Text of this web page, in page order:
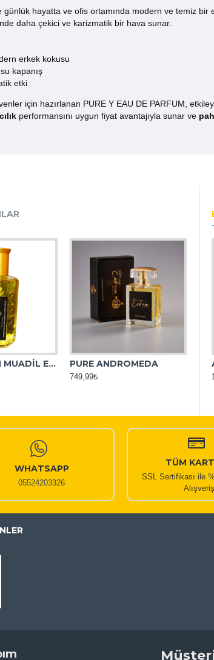
hayatta ve ofis ortamında modern ve temiz bir
daha çekici ve karizmatik bir hava sunar.
erkek kokusu
kapanış
etki
için hazırlanan PURE Y EAU DE PARFUM,
performansını uygun fiyat avantajıyla sunar ve
CHİNATOWN MUADİL ESANS PURE ANDROMEDA
749,99₺
1.050,00₺
WHATSAPP
05524203326
TÜM
SSL Sertifikası ile
Alışveriş